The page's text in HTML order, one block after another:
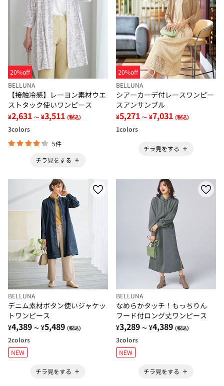
20%off
BELLUNA
【接触冷感】レーヨン素材ウエ
ストタック使いワンピース
¥2,631 ～ ¥3,511 (税込)
3colors
5件
チラ見をする
20%off
BELLUNA
シアーカーデ付レースワンピー
スアンサンブル
¥5,271 ～ ¥7,031 (税込)
1colors
チラ見をする
BELLUNA
デニム素材ボタン使いジャケッ
トワンピース
¥4,389 ～ ¥5,489 (税込)
2colors
NEW
チラ見をする
BELLUNA
なめらかタッチ！もっちりん
フード付ロング丈ワンピース
¥3,289 ～ ¥4,389 (税込)
3colors
NEW
チラ見をする